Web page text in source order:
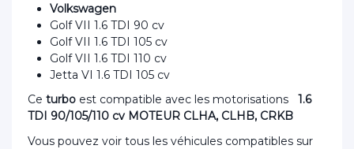
Volkswagen
Golf VII 1.6 TDI 90 cv
Golf VII 1.6 TDI 105 cv
Golf VII 1.6 TDI 110 cv
Jetta VI 1.6 TDI 105 cv
Ce turbo est compatible avec les motorisations 1.6
TDI 90/105/110 cv MOTEUR CLHA, CLHB, CRKB
Vous pouvez voir tous les véhicules compatibles sur